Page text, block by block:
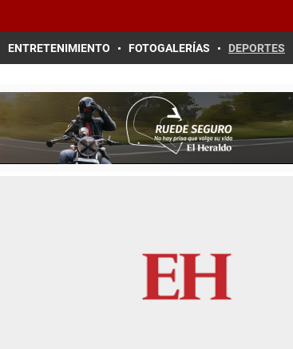
ENTRETENIMIENTO FOTOGALERÍAS DEPORTES